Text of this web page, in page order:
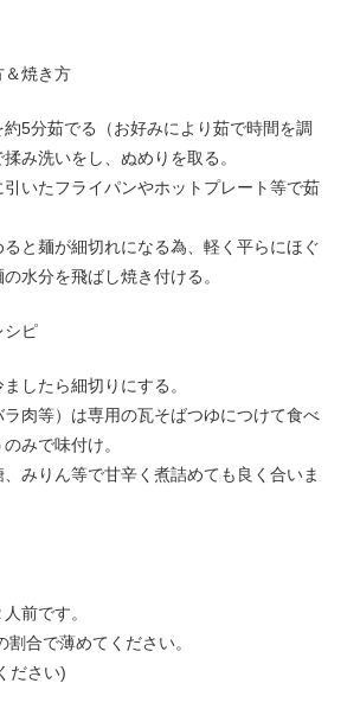
＆焼き方
5分茹でる（お好みにより茹で時間を調
み洗いをし、ぬめりを取る。
いたフライパンやホットプレート等で茹
と麺が細切れになる為、軽く平らにほぐ
水分を飛ばし焼き付ける。
シピ
したら細切りにする。
肉等）は専用の瓦そばつゆにつけて食べ
みで味付け。
みりん等で甘辛く煮詰めても良く合いま
前です。
合で薄めてください。
ださい)